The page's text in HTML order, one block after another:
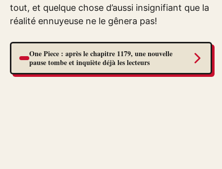
tout, et quelque chose d’aussi insignifiant que la
réalité ennuyeuse ne le gênera pas!
One Piece : après le chapitre 1179, une nouvelle
pause tombe et inquiète déjà les lecteurs